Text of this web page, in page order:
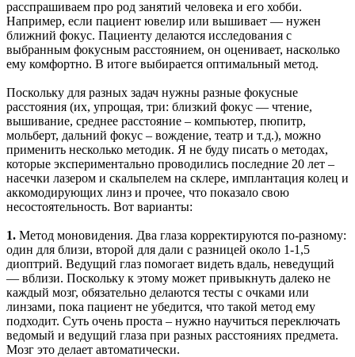
расспрашиваем про род занятий человека и его хобби.
Например, если пациент ювелир или вышивает — нужен
ближний фокус. Пациенту делаются исследования с
выбранным фокусным расстоянием, он оценивает, насколько
ему комфортно. В итоге выбирается оптимальный метод.
Поскольку для разных задач нужны разные фокусные
расстояния (их, упрощая, три: близкий фокус — чтение,
вышивание, среднее расстояние – компьютер, пюпитр,
мольберт, дальний фокус – вождение, театр и т.д.), можно
применить несколько методик. Я не буду писать о методах,
которые экспериментально проводились последние 20 лет –
насечки лазером и скальпелем на склере, имплантация колец и
аккомодирующих линз и прочее, что показало свою
несостоятельность. Вот варианты:
1. Метод моновидения. Два глаза корректируются по-разному:
один для близи, второй для дали с разницей около 1-1,5
диоптрий. Ведущий глаз помогает видеть вдаль, неведущий
— вблизи. Поскольку к этому может привыкнуть далеко не
каждый мозг, обязательно делаются тесты с очками или
линзами, пока пациент не убедится, что такой метод ему
подходит. Суть очень проста – нужно научиться переключать
ведомый и ведущий глаза при разных расстояниях предмета.
Мозг это делает автоматически.